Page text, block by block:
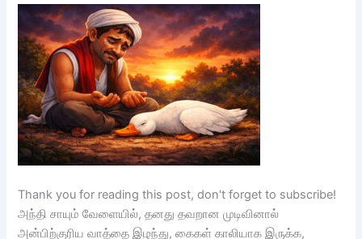
Thank you for reading this post, don't forget to subscribe!
அந்தி சாயும் வேளையில், தனது தவறான முடிவினால்
அன்பிற்குரிய வாத்தை இழந்து, கைகள் காலியாக இருக்க,